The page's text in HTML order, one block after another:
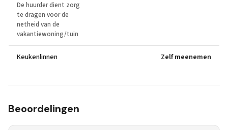
De huurder dient zorg
te dragen voor de
netheid van de
vakantiewoning/tuin
Keukenlinnen Zelf meenemen
Beoordelingen